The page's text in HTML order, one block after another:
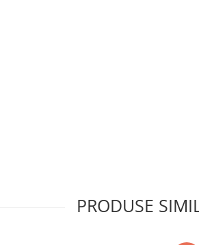
PRODUSE